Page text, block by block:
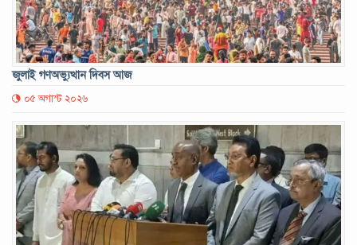
জুলাই গণঅভ্যুত্থান দিবস আজ
০৫ অগাস্ট ২০২৬